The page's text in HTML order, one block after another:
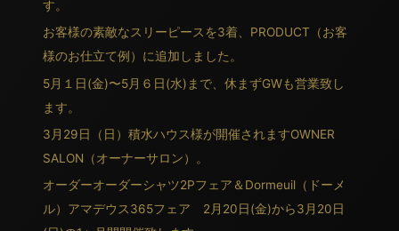
す。
お客様の素敵なスリーピースを3着、PRODUCT（お客
様のお仕立て例）に追加しました。
5月１日(金)〜5月６日(水)まで、休まずGWも営業致し
ます。
3月29日（日）積水ハウス様が開催されますOWNER
SALON（オーナーサロン）。
オーダーオーダーシャツ2Pフェア＆Dormeuil（ドーメ
ル）アマデウス365フェア 2月20日(金)から3月20日